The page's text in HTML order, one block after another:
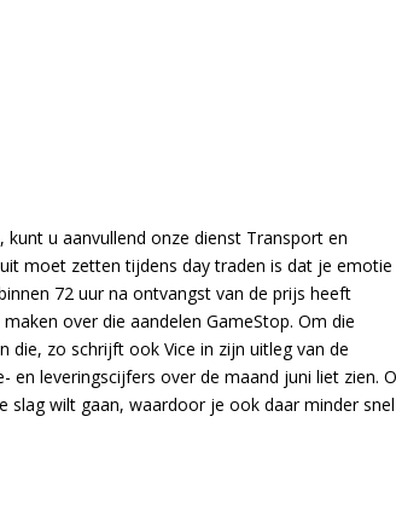
u aanvullend onze dienst Transport en
moet zetten tijdens day traden is dat je emotie
72 uur na ontvangst van de prijs heeft
over die aandelen GameStop. Om die
die, zo schrijft ook Vice in zijn uitleg van de
en leveringscijfers over de maand juni liet zien.
slag wilt gaan, waardoor je ook daar minder snel